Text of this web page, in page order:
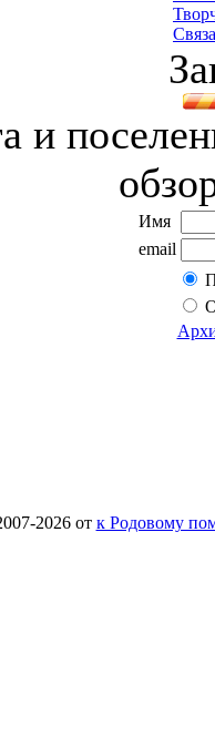
и
Имя
email
2026 от к Родовому